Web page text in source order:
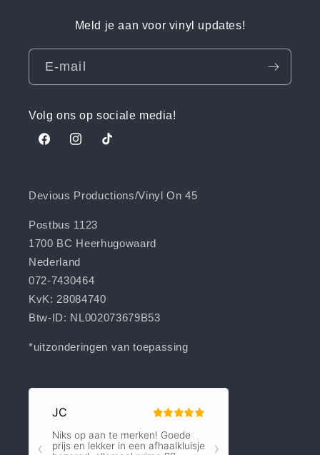
Meld je aan voor vinyl updates!
E‑mail
Volg ons op sociale media!
FacebookInstagramTikTok
Devious Productions/Vinyl On 45
Postbus 1123
1700 BC Heerhugowaard
Nederland
072-7430464
KvK: 28084740
Btw-ID: NL002073679B53
*uitzonderingen van toepassing